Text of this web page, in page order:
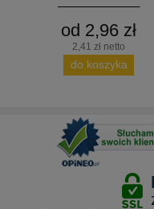
od 2,96 zł
2,41 zł netto
do koszyka